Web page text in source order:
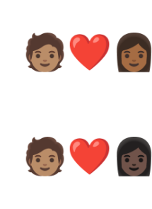
🧑🏽‍❤️‍👩🏾
🧑🏽‍❤️‍👩🏿